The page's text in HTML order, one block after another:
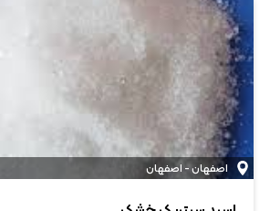
اصفهان - اصفهان